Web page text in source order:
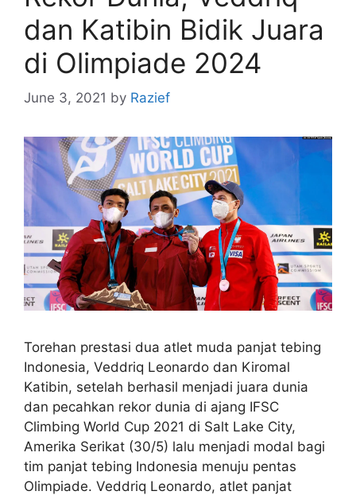
dan Katibin Bidik Juara
di Olimpiade 2024
June 3, 2021 by Razief
Torehan prestasi dua atlet muda panjat tebing
Indonesia, Veddriq Leonardo dan Kiromal
Katibin, setelah berhasil menjadi juara dunia
dan pecahkan rekor dunia di ajang IFSC
Climbing World Cup 2021 di Salt Lake City,
Amerika Serikat (30/5) lalu menjadi modal bagi
tim panjat tebing Indonesia menuju pentas
Olimpiade. Veddriq Leonardo, atlet panjat